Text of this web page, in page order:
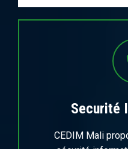
Securité
CEDIM Mali